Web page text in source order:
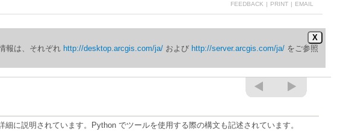
FEEDBACK | PRINT | EMAIL
X
報は、それぞれ http://desktop.arcgis.com/ja/および http://server.arcgis.com/ja/
に説明されています。Python でツールを使用する際の構文も記述されています。